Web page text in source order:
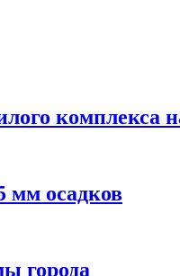
комплекса
мм осадков
города